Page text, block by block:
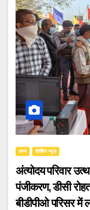
अन्य ब्रेकिंग न्यूज़
अंत्योदय परिवार उत्थान मेले में
पंजीकरण, डीसी
बीडीपीओ परिसर में